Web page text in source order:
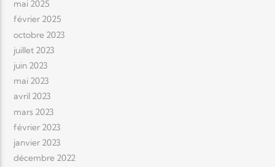
mai 2025
février 2025
octobre 2023
juillet 2023
juin 2023
mai 2023
avril 2023
mars 2023
février 2023
janvier 2023
décembre 2022